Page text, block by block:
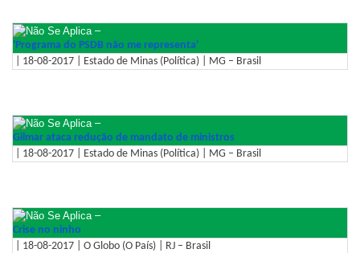
–
'Programa do PSDB não me representa'
| 18-08-2017 | Estado de Minas (Política) | MG – Brasil
–
Gilmar ataca redução de mandato de ministros
| 18-08-2017 | Estado de Minas (Política) | MG – Brasil
–
Crise no ninho
| 18-08-2017 | O Globo (O País) | RJ – Brasil